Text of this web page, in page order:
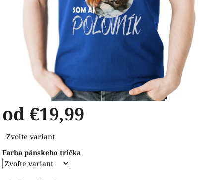
od €19,99
cena:
Zvoľte variant
Farba pánskeho trička